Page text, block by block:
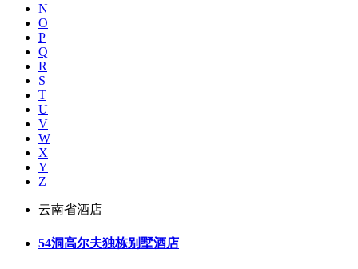
N
O
P
Q
R
S
T
U
V
W
X
Y
Z
云南省酒店
54洞高尔夫独栋别墅酒店